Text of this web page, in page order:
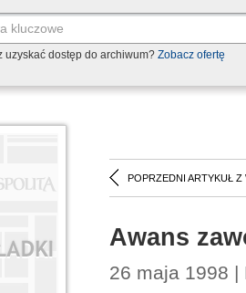
uzyskać dostęp do archiwum? Zobacz ofertę
POPRZEDNI ARTYKUŁ Z
Awans
26 maja 1998 |